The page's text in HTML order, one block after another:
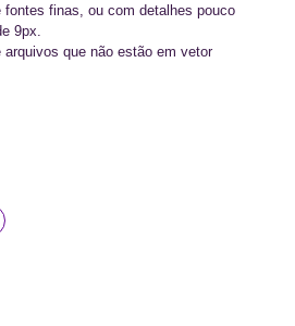
fontes finas, ou com detalhes pouco
9px.
que não estão em vetor